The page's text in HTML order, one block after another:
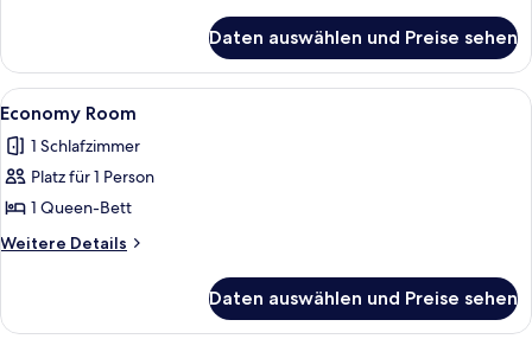
Room
Daten auswählen und Preise sehen
Alle
Fotos
für
Economy
Room
anzeigen
Ein Hotelzimmer mit einem Bett,
2
Economy Room
1 Schlafzimmer
Platz für 1 Person
1 Queen-Bett
Weitere Details
Weitere
Room
Daten auswählen und Preise sehen